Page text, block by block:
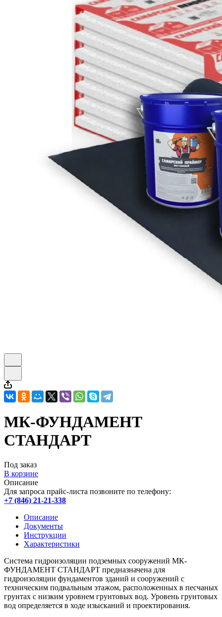
МК-ФУНДАМЕНТ
СТАНДАРТ
Под заказ
В корзине
Описание
Для запроса прайс-листа позвоните по телефону:
+7 (846) 21-21-338
Описание
Документы
Инструкции
Характеристики
Система гидроизоляции подземных сооружений МК-
ФУНДАМЕНТ СТАНДАРТ предназначена для
гидроизоляции фундаментов зданий и сооружений с
техническим подвальным этажом, расположенных в песчаных
грунтах с низким уровнем грунтовых вод. Уровень грунтовых
вод определяется в ходе изысканий и проектирования.